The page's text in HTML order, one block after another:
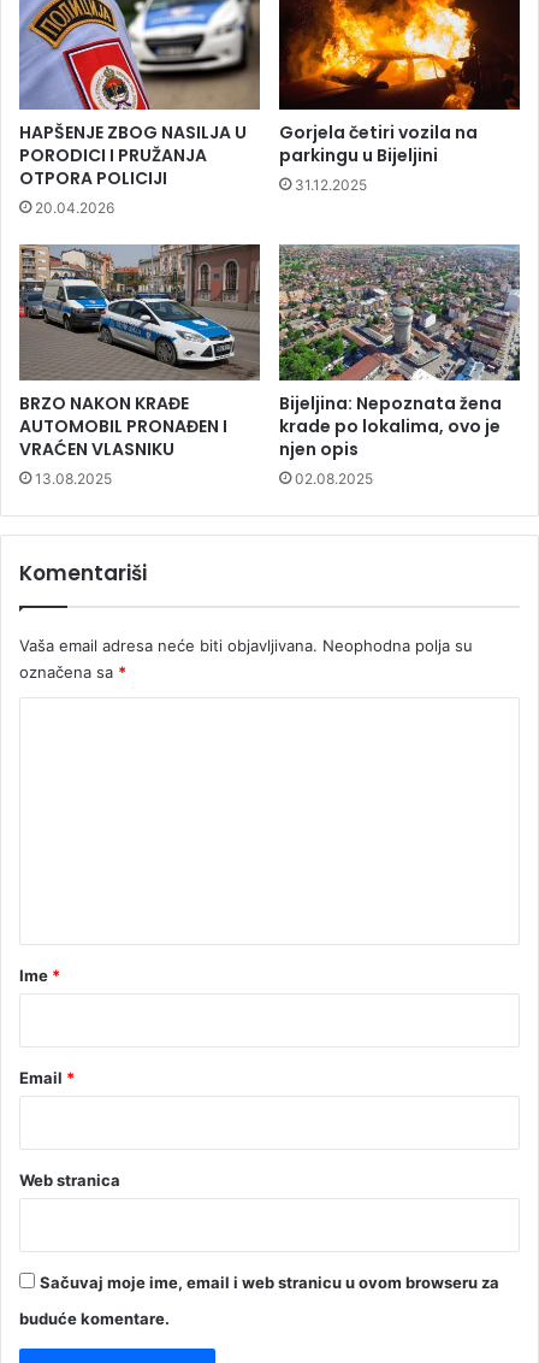
HAPŠENJE ZBOG NASILJA U
PORODICI I PRUŽANJA
OTPORA POLICIJI
20.04.2026
Gorjela četiri vozila na
parkingu u Bijeljini
31.12.2025
BRZO NAKON KRAĐE
AUTOMOBIL PRONAĐEN I
VRAĆEN VLASNIKU
13.08.2025
Bijeljina: Nepoznata žena
krade po lokalima, ovo je
njen opis
02.08.2025
Komentariši
Vaša email adresa neće biti objavljivana. Neophodna polja su
označena sa *
rIme *
Email *
Web stranica
Sačuvaj moje ime, email i web stranicu u ovom browseru za
buduće komentare.